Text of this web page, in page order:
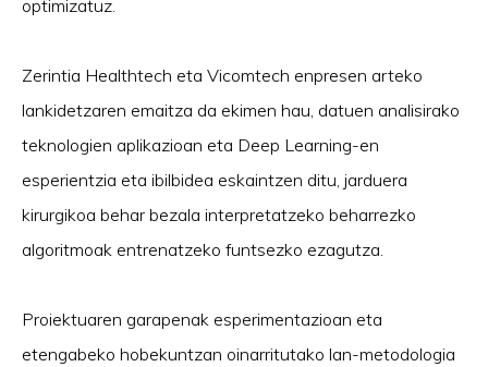
optimizatuz.
Zerintia Healthtech eta Vicomtech enpresen arteko
lankidetzaren emaitza da ekimen hau, datuen analisirako
teknologien aplikazioan eta Deep Learning-en
esperientzia eta ibilbidea eskaintzen ditu, jarduera
kirurgikoa behar bezala interpretatzeko beharrezko
algoritmoak entrenatzeko funtsezko ezagutza.
Proiektuaren garapenak esperimentazioan eta
etengabeko hobekuntzan oinarritutako lan-metodologia